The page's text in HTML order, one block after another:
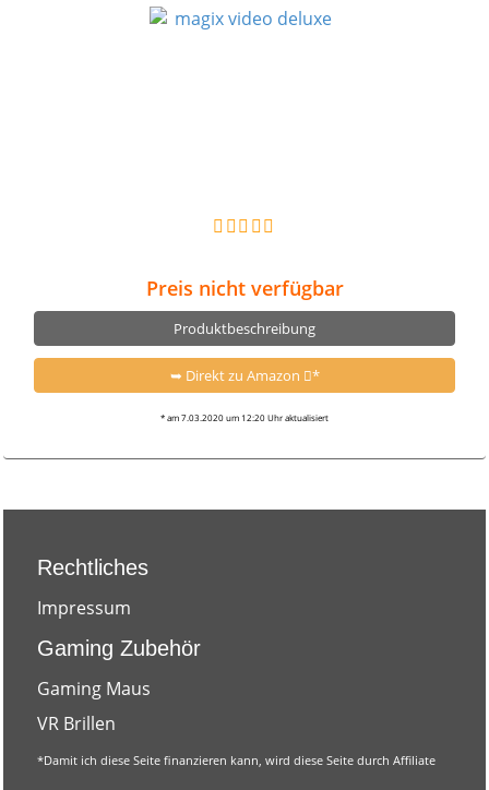
Preis nicht verfügbar
Produktbeschreibung
➥ Direkt zu Amazon *
* am 7.03.2020 um 12:20 Uhr aktualisiert
Rechtliches
Impressum
Gaming Zubehör
Gaming Maus
VR Brillen
*Damit ich diese Seite finanzieren kann, wird diese Seite durch Affiliate